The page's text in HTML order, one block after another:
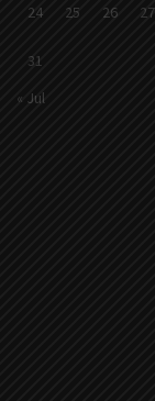
24 25 26 27
31
« Jul